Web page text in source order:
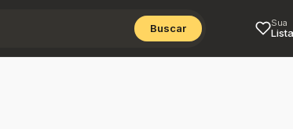
Buscar Sua